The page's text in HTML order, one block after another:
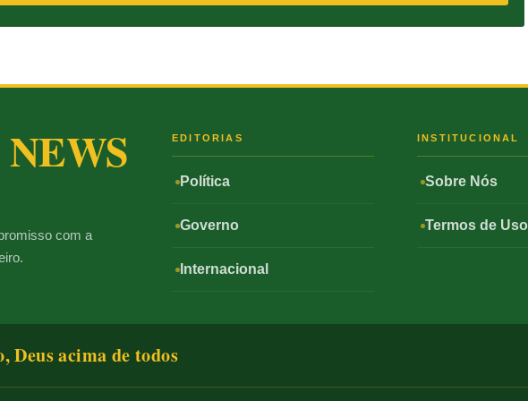
NEWS
com a
EDITORIAS
Política
Governo
Internacional
INSTITUCIONAL
Sobre Nós
Termos de Uso
acima de todos